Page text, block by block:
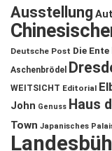
Ausstellung
Deutsche Post Die
Aschenbrödel
WEITSICHT Editorial
John Genuss Haus
Town Japanisches